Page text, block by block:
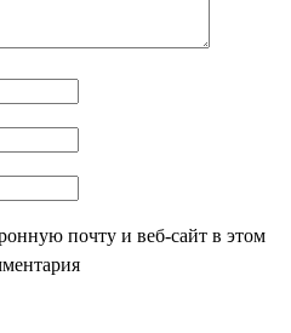
почту и веб-сайт в этом